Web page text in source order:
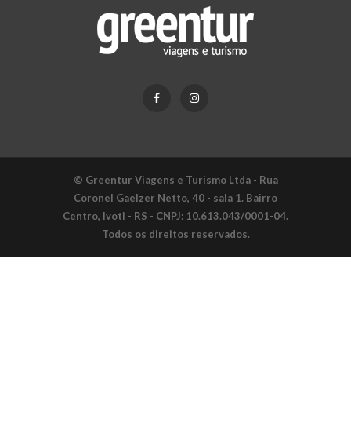
© Greentur Viagens e Turismo Ltda - Rua
Coronel Gaelzer Netto, 40 - sala 1. Bairro
Centro, Ivoti - RS - CNPJ: 10.613.043/0001-04.
Todos os direitos reservados.